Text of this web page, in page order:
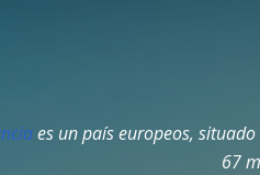
es un país europeos,
67